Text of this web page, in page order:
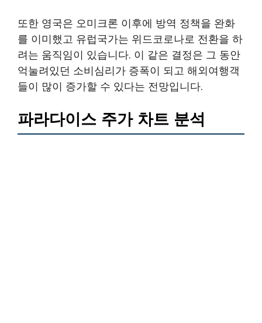
또한 영국은 오미크론 이후에 방역 정책을 완화
를 이미했고 유럽국가는 위드코로나로 전환을 하
려는 움직임이 있습니다. 이 같은 결정은 그 동안
억눌려있던 소비심리가 증폭이 되고 해외여행객
들이 많이 증가할 수 있다는 전망입니다.
파라다이스 주가 차트 분석